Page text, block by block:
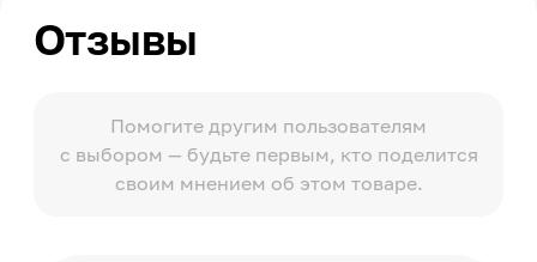
Отзывы
Помогите другим пользователям
с выбором — будьте первым, кто поделится
своим мнением об этом товаре.